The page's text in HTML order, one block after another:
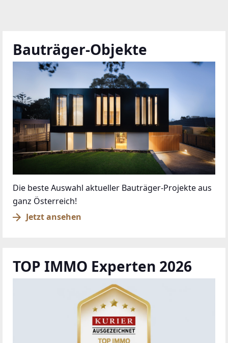
Bauträger-Objekte
Die beste Auswahl aktueller Bauträger-Projekte aus
ganz Österreich!
Jetzt ansehen
TOP IMMO Experten 2026